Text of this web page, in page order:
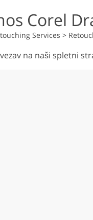
Corel
Services >
na naši spletni